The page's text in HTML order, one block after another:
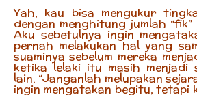
Yah, kau bisa mengukur
dengan menghitung jumlah
Aku sebetulnya ingin
pernah melakukan hal yang
suaminya sebelum mereka
ketika lelaki itu masih menjadi
lain. “Janganlah melupakan
ingin mengatakan begitu, tetapi